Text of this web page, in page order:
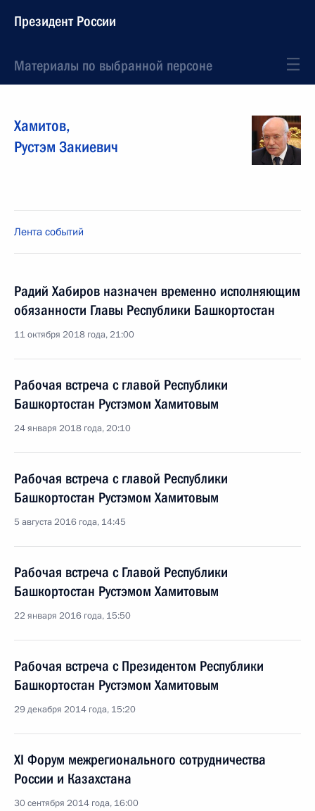
Президент России
Материалы по выбранной персоне
Хамитов,
Рустэм Закиевич
Лента событий
Радий Хабиров назначен временно исполняющим
обязанности Главы Республики Башкортостан
11 октября 2018 года, 21:00
Рабочая встреча с главой Республики
Башкортостан Рустэмом Хамитовым
24 января 2018 года, 20:10
Рабочая встреча с главой Республики
Башкортостан Рустэмом Хамитовым
5 августа 2016 года, 14:45
Рабочая встреча с Главой Республики
Башкортостан Рустэмом Хамитовым
22 января 2016 года, 15:50
Рабочая встреча с Президентом Республики
Башкортостан Рустэмом Хамитовым
29 декабря 2014 года, 15:20
XI Форум межрегионального сотрудничества
России и Казахстана
30 сентября 2014 года, 16:00